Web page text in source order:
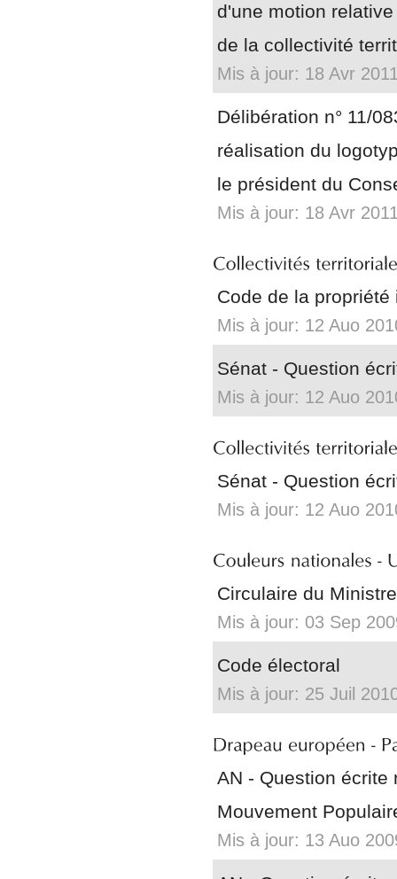
d'une motion
de la collectivité
Mis à jour: 18 Avr
Délibération n° 11/
réalisation du
le président du
Mis à jour: 18 Avr
Code de la
Mis à jour: 12 Auo
Sénat - Question
Mis à jour: 12 Auo
Sénat - Question
Mis à jour: 12 Auo
Circulaire du
Mis à jour: 03 Sep
Code électoral
Mis à jour: 25 Juil
AN - Question écrite
Mouvement
Mis à jour: 13 Auo